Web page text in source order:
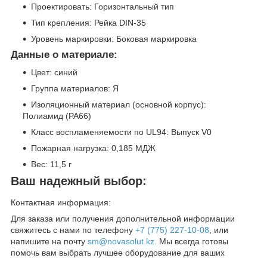
Проектировать: Горизонтальный тип
Тип крепления: Рейка DIN-35
Уровень маркировки: Боковая маркировка
Данные о материале:
Цвет: синий
Группа материалов: Я
Изоляционный материал (основной корпус):
Полиамид (PA66)
Класс воспламеняемости по UL94: Выпуск V0
Пожарная нагрузка: 0,185 МДЖ
Вес: 11,5 г
Ваш надежный выбор:
Контактная информация:
Для заказа или получения дополнительной информации
свяжитесь с нами по телефону +7 (775) 227-10-08 , или
напишите на почту sm@novasolut.kz . Мы всегда готовы
помочь вам выбрать лучшее оборудование для ваших